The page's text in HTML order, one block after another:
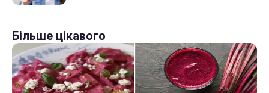
Більше цікавого